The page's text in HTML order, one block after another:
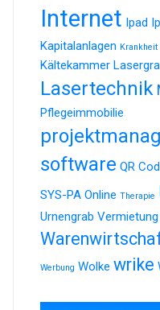
Internet Ipad
Kapitalanlagen Krankheit
Kältekammer
Lasertechnik
Pflegeimmobilie
software QR
SYS-PA Online Therapie
Urnengrab Vermietung
Werbung Wolke wrike